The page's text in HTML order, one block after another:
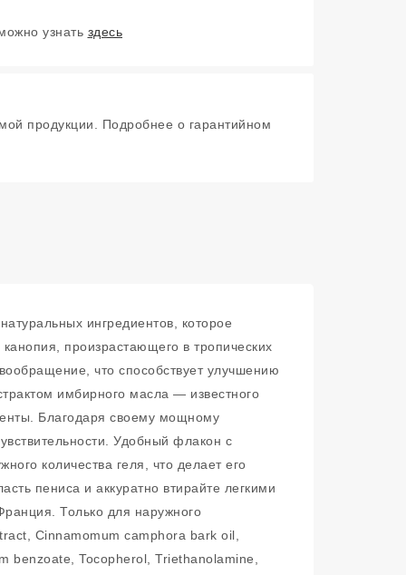
узнать здесь
продукции. Подробнее о гарантийном
ингредиентов, которое
произрастающего в тропических
что способствует улучшению
имбирного масла — известного
Благодаря своему мощному
Удобный флакон с
количества геля, что делает его
пениса и аккуратно втирайте легкими
Только для наружного
Cinnamomum camphora bark oil,
benzoate, Tocopherol, Triethanolamine,